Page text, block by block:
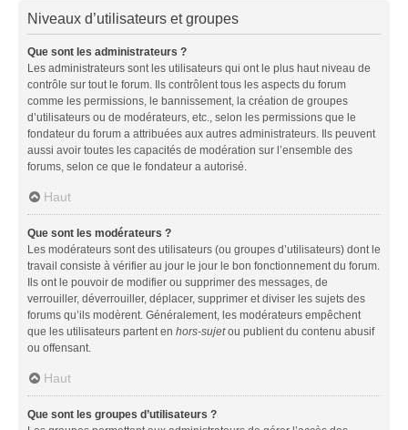
Niveaux d’utilisateurs et groupes
Que sont les administrateurs ?
Les administrateurs sont les utilisateurs qui ont le plus haut niveau de
contrôle sur tout le forum. Ils contrôlent tous les aspects du forum
comme les permissions, le bannissement, la création de groupes
d’utilisateurs ou de modérateurs, etc., selon les permissions que le
fondateur du forum a attribuées aux autres administrateurs. Ils peuvent
aussi avoir toutes les capacités de modération sur l’ensemble des
forums, selon ce que le fondateur a autorisé.
Haut
Que sont les modérateurs ?
Les modérateurs sont des utilisateurs (ou groupes d’utilisateurs) dont le
travail consiste à vérifier au jour le jour le bon fonctionnement du forum.
Ils ont le pouvoir de modifier ou supprimer des messages, de
verrouiller, déverrouiller, déplacer, supprimer et diviser les sujets des
forums qu’ils modèrent. Généralement, les modérateurs empêchent
que les utilisateurs partent en hors-sujetou publient du contenu abusif
ou offensant.
Haut
Que sont les groupes d’utilisateurs ?